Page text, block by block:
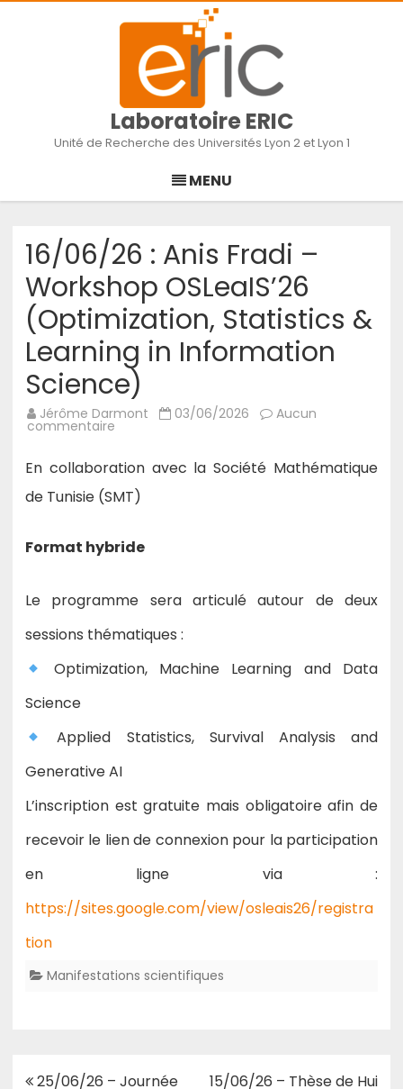
Laboratoire ERIC
Unité de Recherche des Universités Lyon 2 et Lyon 1
to
content
MENU
16/06/26 : Anis Fradi –
Workshop OSLeaIS’26
(Optimization, Statistics &
Learning in Information
Science)
Jérôme Darmont 03/06/2026 Aucun
commentaire
Anis
Fradi
–
Workshop
Statistics
&
Science)
En collaboration avec la Société Mathématique
de Tunisie (SMT)
Format hybride
Le programme sera articulé autour de deux
sessions thématiques :
Optimization, Machine Learning and Data
Science
Applied Statistics, Survival Analysis and
Generative AI
L’inscription est gratuite mais obligatoire afin de
recevoir le lien de connexion pour la participation
en ligne via :
https://sites.google.com/view/osleais26/registra
tion
Manifestations scientifiques
Navigation
25/06/26 – Journée
15/06/26 – Thèse de Hui